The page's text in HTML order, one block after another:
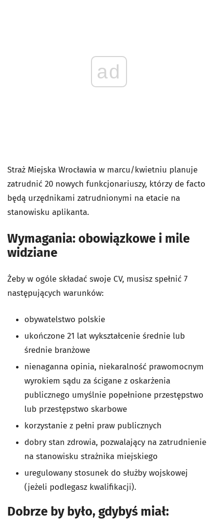
ad
Straż Miejska Wrocławia w marcu/kwietniu planuje
zatrudnić 20 nowych funkcjonariuszy, którzy de facto
będą urzędnikami zatrudnionymi na etacie na
stanowisku aplikanta.
Wymagania: obowiązkowe i mile
widziane
Żeby w ogóle składać swoje CV, musisz spełnić 7
następujących warunków:
obywatelstwo polskie
ukończone 21 lat wykształcenie średnie lub
średnie branżowe
nienaganna opinia, niekaralność prawomocnym
wyrokiem sądu za ścigane z oskarżenia
publicznego umyślnie popełnione przestępstwo
lub przestępstwo skarbowe
korzystanie z pełni praw publicznych
dobry stan zdrowia, pozwalający na zatrudnienie
na stanowisku strażnika miejskiego
uregulowany stosunek do służby wojskowej
(jeżeli podlegasz kwalifikacji).
Dobrze by było, gdybyś miał: